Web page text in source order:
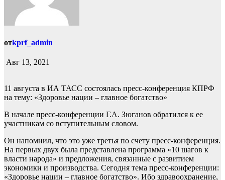
отkprf_admin
Авг 13, 2021
11 августа в ИА ТАСС состоялась пресс-конференция КПРФ
на тему: «Здоровье нации – главное богатство»
В начале пресс-конференции Г.А. Зюганов обратился к ее
участникам со вступительным словом.
Он напомнил, что это уже третья по счету пресс-конференция.
На первых двух была представлена программа «10 шагов к
власти народа» и предложения, связанные с развитием
экономики и производства. Сегодня тема пресс-конференции:
«Здоровье нации – главное богатство». Ибо здравоохранение,